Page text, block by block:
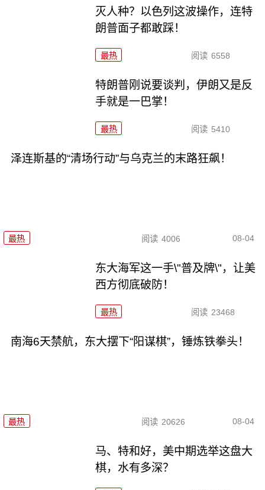
灭人种？以色列这波操作，连特
朗普面子都敢踩！
最热 阅读 6558
特朗普刚说要谈判，伊朗又是反
手就是一巴掌！
最热 阅读 5410
泽连斯基的“清场行动”与乌克兰的末路狂飙！
最热 阅读 4006 08-04
东大海军这一手\"普及牌\"，让美
西方彻底破防！
最热 阅读 23468
南海6天禁航，东大摆下“阳谋棋”，锤炼铁拳头！
最热 阅读 20626 08-04
马、特和好，美中期选举这盘大
棋，水有多深？